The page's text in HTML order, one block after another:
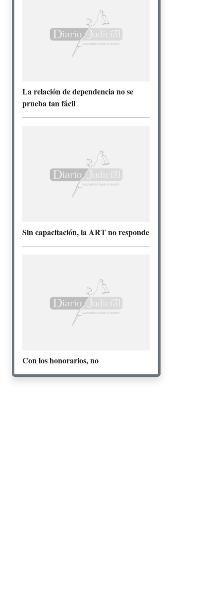
La relación de dependencia no se
prueba tan fácil
Sin capacitación, la ART no responde
Con los honorarios, no